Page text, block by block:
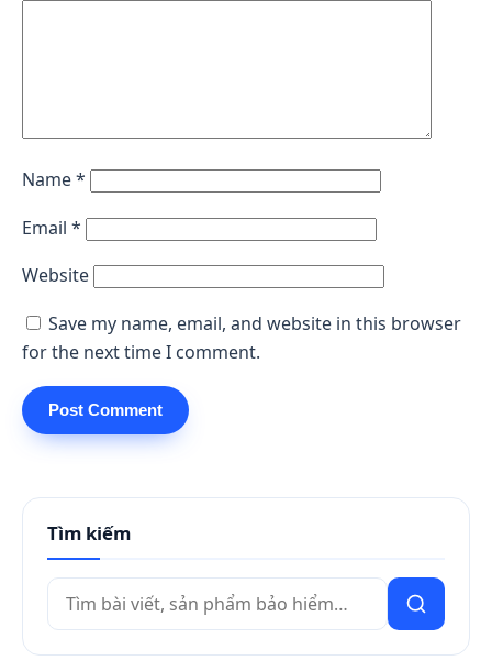
Name*
Email *
Website
Save my name, email, and website in this browser
for the next time I comment.
Tìm kiếm
Tìm
kiếm